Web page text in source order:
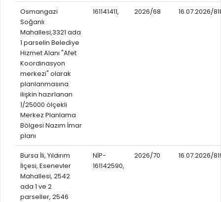
Osmangazi
Soğanlı
Mahallesi,3321 ada
1 parselin Belediye
Hizmet Alanı "Afet
Koordinasyon
merkezi" olarak
planlanmasına
ilişkin hazırlanan
1/25000 ölçekli
Merkez Planlama
Bölgesi Nazım İmar
planı
161141411, 2026/68 16.07.2026/
Bursa İli, Yıldırım
İlçesi, Esenevler
Mahallesi, 2542
ada 1 ve 2
parseller, 2546
NİP-
161142590,
2026/70 16.07.2026/